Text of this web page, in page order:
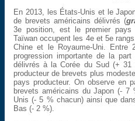
En 2013, les États-Unis et le
de brevets américains délivrés (
3e position, est le premier
Taïwan occupent les 4e et 5e
Chine et le Royaume-Uni.
progression importante de la
délivrés à la Corée du Sud (+
producteur de brevets plus
pays producteur. On observe en
brevets américains du Japon (- 7
Unis (- 5 % chacun) ainsi que
Bas (- 2 %).